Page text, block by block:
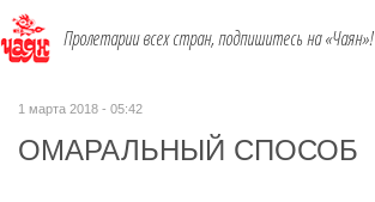
Пролетарии всех стран, подпишитесь на «Чаян»!
1 марта 2018 - 05:42
ОМАРАЛЬНЫЙ СПОСОБ